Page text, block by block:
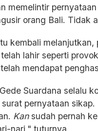
memelintir
orang Bali. Tidak
kembali
lahir seperti
mendapat
Suardana selalu
pernyataan
Kansudah pernah
nari," tuturnya.